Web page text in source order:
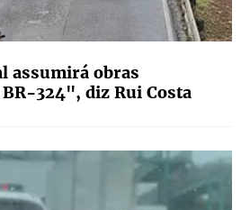
assumirá obras
324", diz Rui Costa